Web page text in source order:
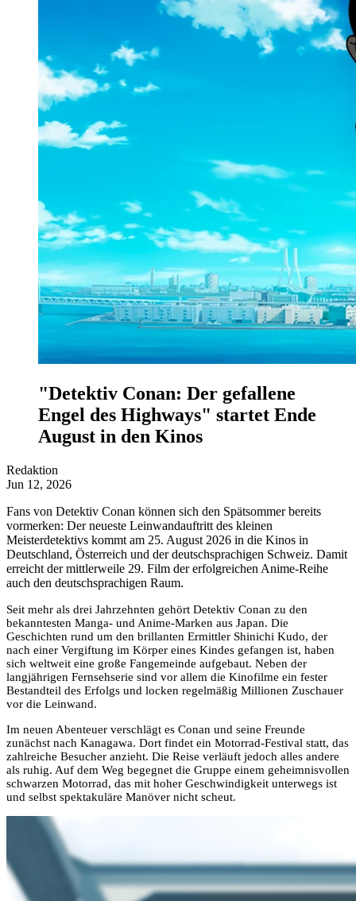
"Detektiv Conan: Der gefallene
Engel des Highways" startet Ende
August in den Kinos
Redaktion
Jun 12, 2026
Fans von Detektiv Conan können sich den Spätsommer bereits
vormerken: Der neueste Leinwandauftritt des kleinen
Meisterdetektivs kommt am 25. August 2026 in die Kinos in
Deutschland, Österreich und der deutschsprachigen Schweiz. Damit
erreicht der mittlerweile 29. Film der erfolgreichen Anime-Reihe
auch den deutschsprachigen Raum.
Seit mehr als drei Jahrzehnten gehört Detektiv Conan zu den
bekanntesten Manga- und Anime-Marken aus Japan. Die
Geschichten rund um den brillanten Ermittler Shinichi Kudo, der
nach einer Vergiftung im Körper eines Kindes gefangen ist, haben
sich weltweit eine große Fangemeinde aufgebaut. Neben der
langjährigen Fernsehserie sind vor allem die Kinofilme ein fester
Bestandteil des Erfolgs und locken regelmäßig Millionen Zuschauer
vor die Leinwand.
Im neuen Abenteuer verschlägt es Conan und seine Freunde
zunächst nach Kanagawa. Dort findet ein Motorrad-Festival statt, das
zahlreiche Besucher anzieht. Die Reise verläuft jedoch alles andere
als ruhig. Auf dem Weg begegnet die Gruppe einem geheimnisvollen
schwarzen Motorrad, das mit hoher Geschwindigkeit unterwegs ist
und selbst spektakuläre Manöver nicht scheut.